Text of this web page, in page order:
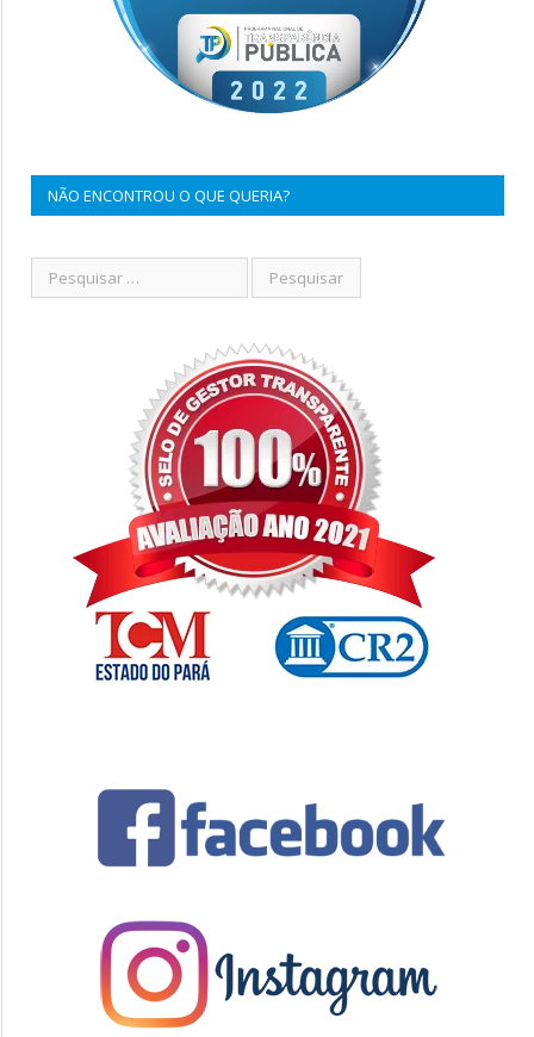
NÃO ENCONTROU O QUE QUERIA?